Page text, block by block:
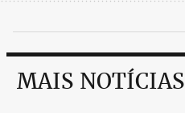
MAIS NOTÍCIAS